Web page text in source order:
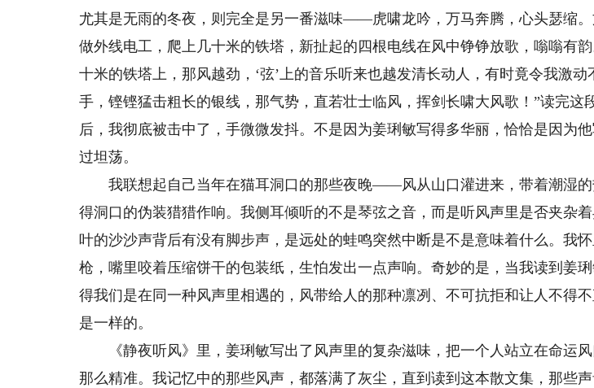
尤其是无雨的冬夜，则完全是另一番滋味——虎啸龙吟，万马奔腾，心头瑟缩
做外线电工，爬上几十米的铁塔，新扯起的四根电线在风中铮铮放歌，嗡嗡有
十米的铁塔上，那风越劲，‘弦’上的音乐听来也越发清长动人，有时竟令我激动
手，铿铿猛击粗长的银线，那气势，直若壮士临风，挥剑长啸大风歌！”读完这
后，我彻底被击中了，手微微发抖。不是因为姜琍敏写得多华丽，恰恰是因为
过坦荡。
我联想起自己当年在猫耳洞口的那些夜晚——风从山口灌进来，带着潮湿的
得洞口的伪装猎猎作响。我侧耳倾听的不是琴弦之音，而是听风声里是否夹杂
叶的沙沙声背后有没有脚步声，是远处的蛙鸣突然中断是不是意味着什么。我
枪，嘴里咬着压缩饼干的包装纸，生怕发出一点声响。奇妙的是，当我读到姜
得我们是在同一种风声里相遇的，风带给人的那种凛冽、不可抗拒和让人不得不
是一样的。
《静夜听风》里，姜琍敏写出了风声里的复杂滋味，把一个人站立在命运风
那么精准。我记忆中的那些风声，都落满了灰尘，直到读到这本散文集，那些声